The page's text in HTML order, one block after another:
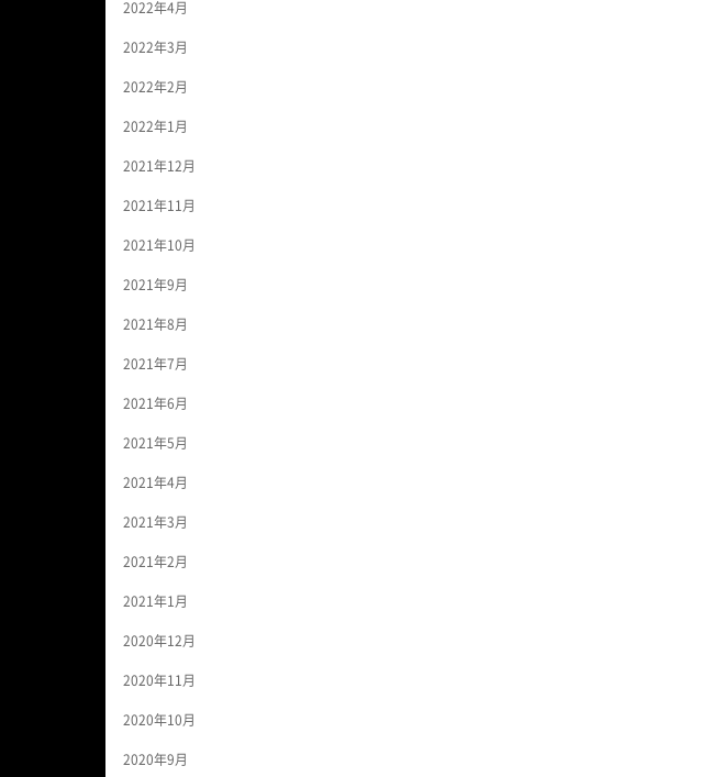
2022年4月
2022年3月
2022年2月
2022年1月
2021年12月
2021年11月
2021年10月
2021年9月
2021年8月
2021年7月
2021年6月
2021年5月
2021年4月
2021年3月
2021年2月
2021年1月
2020年12月
2020年11月
2020年10月
2020年9月